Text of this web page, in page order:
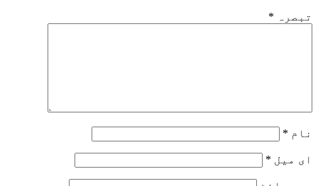
تبصرہ *
نام *
ای میل *